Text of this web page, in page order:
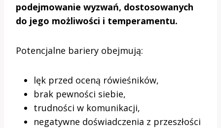
podejmowanie wyzwań, dostosowanych
do jego możliwości i temperamentu.
Potencjalne bariery obejmują:
lęk przed oceną rówieśników,
brak pewności siebie,
trudności w komunikacji,
negatywne doświadczenia z przeszłości